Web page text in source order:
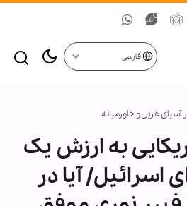
فارسی
آسیای غربی و خاورمیانه
به ارزش یک
اسرائیل/ آیا در